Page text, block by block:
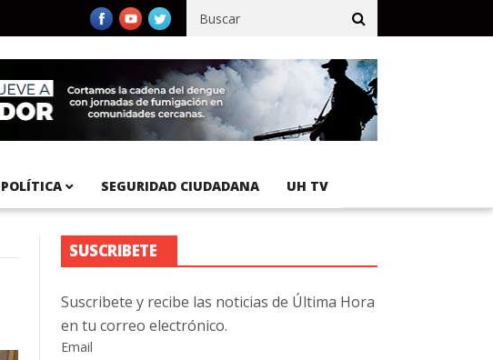
del Pacífico registra 92 % de avance en obras de terracería
SEGURIDAD CIUDADANA UH TV
SUSCRIBETE
Suscribete y recibe las noticias de Última Hora
en tu correo electrónico.
Email